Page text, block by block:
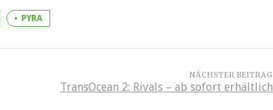
PYRA
NÄCHSTER BEITRAG
TransOcean 2: Rivals – ab sofort erhältlich